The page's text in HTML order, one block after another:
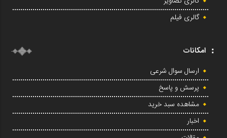
گالری فیلم
امکانات
ارسال سوال شرعی
پرسش و پاسخ
مشاهده سبد خرید
اخبار